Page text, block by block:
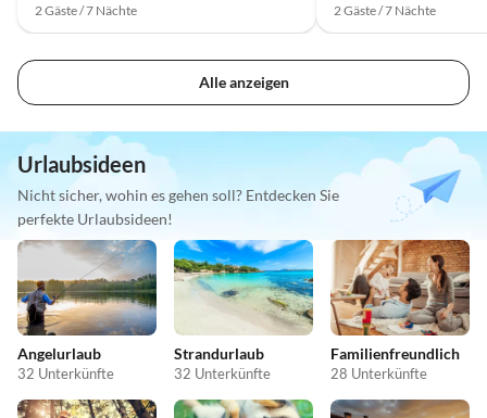
2 Gäste / 7 Nächte 2 Gäste / 7 Nächte
Alle anzeigen
Urlaubsideen
Nicht sicher, wohin es gehen soll? Entdecken Sie
perfekte Urlaubsideen!
Angelurlaub
32 Unterkünfte
Strandurlaub
32 Unterkünfte
Familienfreundlich
28 Unterkünfte